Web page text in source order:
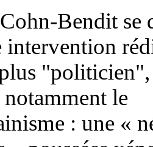
Bendit se
intervention
notamment le
: une «